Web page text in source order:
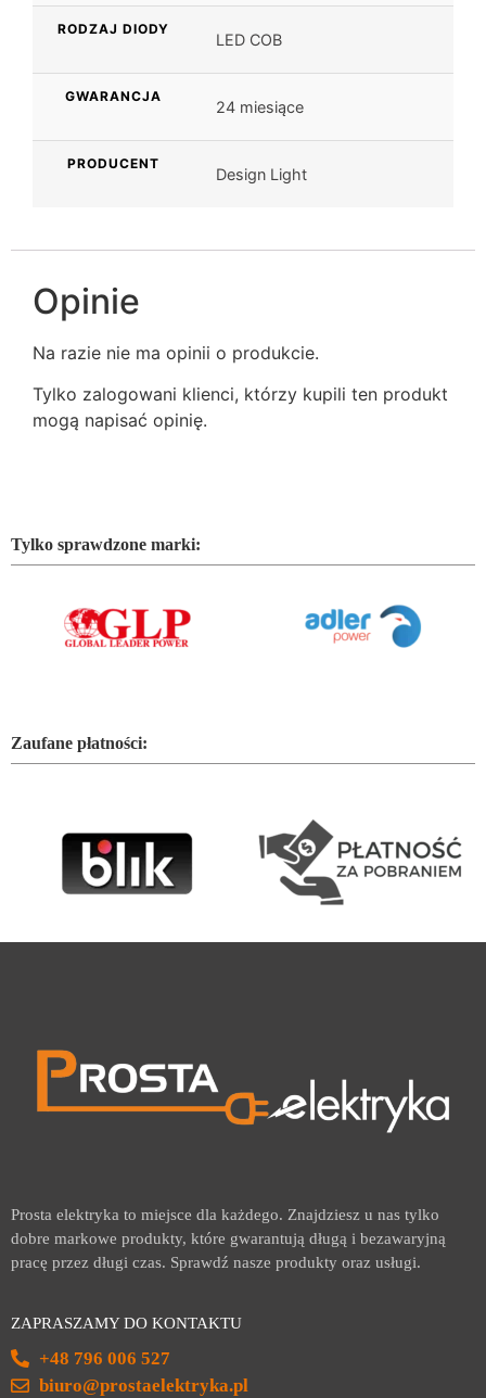
RODZAJ DIODY
LED COB
GWARANCJA
24 miesiące
PRODUCENT
Design Light
Opinie
Na razie nie ma opinii o produkcie.
Tylko zalogowani klienci, którzy kupili ten produkt
mogą napisać opinię.
Tylko sprawdzone marki:
Zaufane płatności:
Prosta elektryka to miejsce dla każdego. Znajdziesz u nas tylko
dobre markowe produkty, które gwarantują długą i bezawaryjną
pracę przez długi czas. Sprawdź nasze produkty oraz usługi.
ZAPRASZAMY DO KONTAKTU
+48 796 006 527
biuro@prostaelektryka.pl